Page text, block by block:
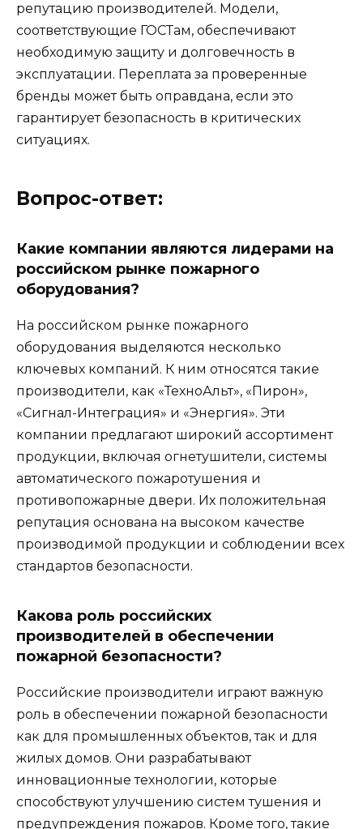
репутацию производителей. Модели,
соответствующие ГОСТам, обеспечивают
необходимую защиту и долговечность в
эксплуатации. Переплата за проверенные
бренды может быть оправдана, если это
гарантирует безопасность в критических
ситуациях.
Вопрос-ответ:
Какие компании являются лидерами на
российском рынке пожарного
оборудования?
На российском рынке пожарного
оборудования выделяются несколько
ключевых компаний. К ним относятся такие
производители, как «ТехноАльт», «Пирон»,
«Сигнал-Интеграция» и «Энергия». Эти
компании предлагают широкий ассортимент
продукции, включая огнетушители, системы
автоматического пожаротушения и
противопожарные двери. Их положительная
репутация основана на высоком качестве
производимой продукции и соблюдении всех
стандартов безопасности.
Какова роль российских
производителей в обеспечении
пожарной безопасности?
Российские производители играют важную
роль в обеспечении пожарной безопасности
как для промышленных объектов, так и для
жилых домов. Они разрабатывают
инновационные технологии, которые
способствуют улучшению систем тушения и
предупреждения пожаров. Кроме того, такие